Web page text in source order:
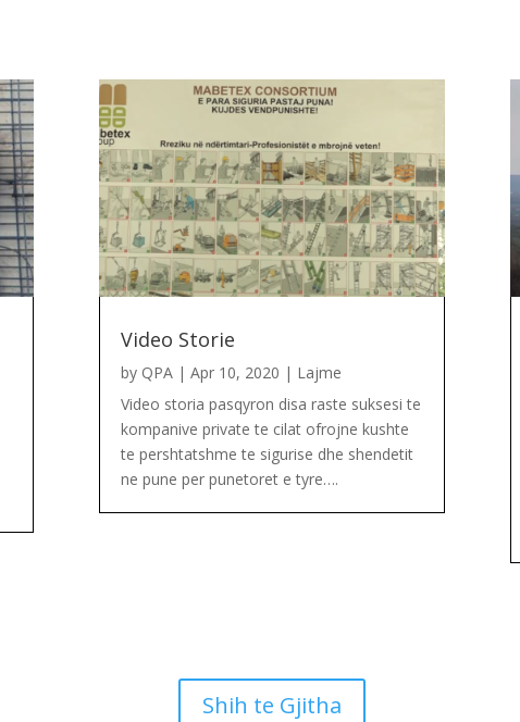
Video Storie
by QPA| Apr 10, 2020 | Lajme
Video storia pasqyron disa raste suksesi te
kompanive private te cilat ofrojne kushte
te pershtatshme te sigurise dhe shendetit
ne pune per punetoret e tyre….
Shih te Gjitha